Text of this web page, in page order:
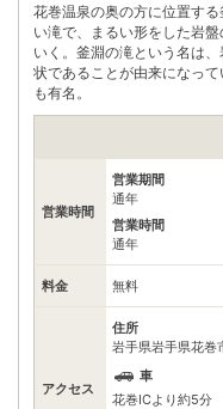
花巻温泉の奥の方に位置す
い滝で、まるい形をした岩
いく。釜淵の滝という名は
状であることが由来になっ
も有名。
営業時間
営業期間
通年
営業時間
通年
料金 無料
アクセス
住所
岩手県岩手県花巻
車
花巻ICより約5分